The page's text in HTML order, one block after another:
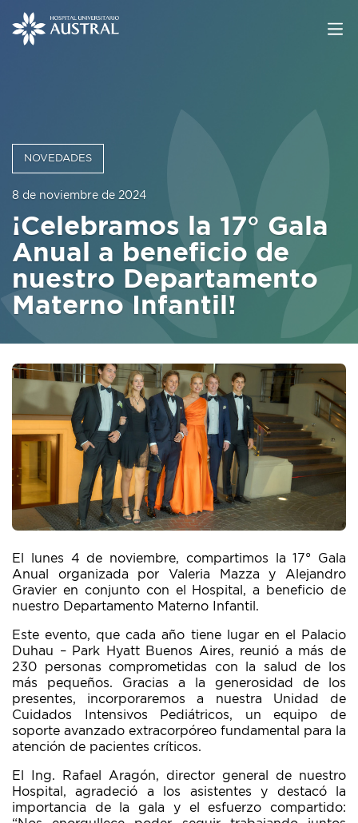
NOVEDADES
8 de noviembre de 2024
¡Celebramos la 17° Gala
Anual a beneficio de
nuestro Departamento
Materno Infantil!
El lunes 4 de noviembre, compartimos la 17° Gala
Anual organizada por Valeria Mazza y Alejandro
Gravier en conjunto con el Hospital, a beneficio de
nuestro Departamento Materno Infantil.
Este evento, que cada año tiene lugar en el Palacio
Duhau – Park Hyatt Buenos Aires, reunió a más de
230 personas comprometidas con la salud de los
más pequeños. Gracias a la generosidad de los
presentes, incorporaremos a nuestra Unidad de
Cuidados Intensivos Pediátricos, un equipo de
soporte avanzado extracorpóreo fundamental para la
atención de pacientes críticos.
El Ing. Rafael Aragón, director general de nuestro
Hospital, agradeció a los asistentes y destacó la
importancia de la gala y el esfuerzo compartido: